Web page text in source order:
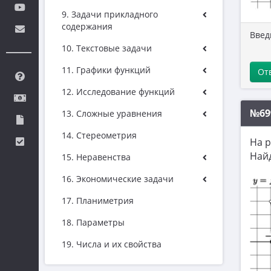
9. Задачи прикладного
содержания
10. Текстовые задачи
11. Графики функций
12. Исследование функций
13. Сложные уравнения
14. Стереометрия
15. Неравенства
16. Экономические задачи
17. Планиметрия
18. Параметры
19. Числа и их свойства
На